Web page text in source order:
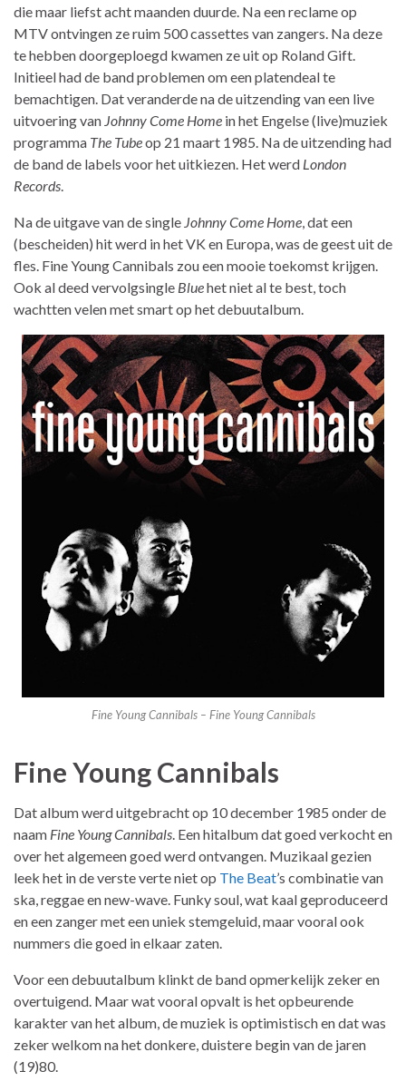
die maar liefst acht maanden duurde. Na een reclame op
MTV ontvingen ze ruim 500 cassettes van zangers. Na deze
te hebben doorgeploegd kwamen ze uit op Roland Gift.
Initieel had de band problemen om een platendeal te
bemachtigen. Dat veranderde na de uitzending van een live
uitvoering van Johnny Come Home in het Engelse (live)muziek
programma The Tubeop 21 maart 1985. Na de uitzending had
de band de labels voor het uitkiezen. Het werd London
Records.
Na de uitgave van de single Johnny Come Home, dat een
(bescheiden) hit werd in het VK en Europa, was de geest uit de
fles. Fine Young Cannibals zou een mooie toekomst krijgen.
Ook al deed vervolgsingle Bluehet niet al te best, toch
wachtten velen met smart op het debuutalbum.
Fine Young Cannibals – Fine Young Cannibals
Fine Young Cannibals
Dat album werd uitgebracht op 10 december 1985 onder de
naam Fine Young Cannibals. Een hitalbum dat goed verkocht en
over het algemeen goed werd ontvangen. Muzikaal gezien
leek het in de verste verte niet op The Beat’s combinatie van
ska, reggae en new-wave. Funky soul, wat kaal geproduceerd
en een zanger met een uniek stemgeluid, maar vooral ook
nummers die goed in elkaar zaten.
Voor een debuutalbum klinkt de band opmerkelijk zeker en
overtuigend. Maar wat vooral opvalt is het opbeurende
karakter van het album, de muziek is optimistisch en dat was
zeker welkom na het donkere, duistere begin van de jaren
(19)80.